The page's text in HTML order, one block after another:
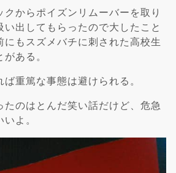
からポイズンリムーバーを取り
い出してもらったので大したこと
にもスズメバチに刺された高校生
ある。
重篤な事態は避けられる。
たのはとんだ笑い話だけど、危急
よ。